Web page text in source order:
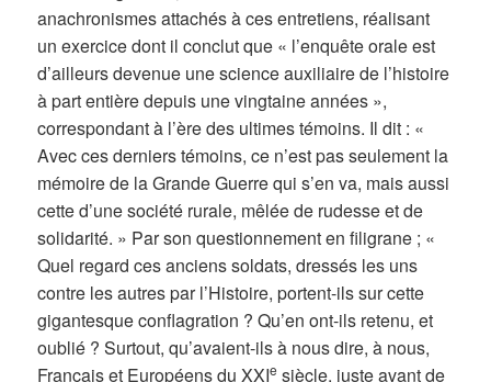
anachronismes attachés à ces entretiens, réalisant
un exercice dont il conclut que « l’enquête orale est
d’ailleurs devenue une science auxiliaire de l’histoire
à part entière depuis une vingtaine années »,
correspondant à l’ère des ultimes témoins. Il dit : «
Avec ces derniers témoins, ce n’est pas seulement la
mémoire de la Grande Guerre qui s’en va, mais aussi
cette d’une société rurale, mêlée de rudesse et de
solidarité. » Par son questionnement en filigrane ; «
Quel regard ces anciens soldats, dressés les uns
contre les autres par l’Histoire, portent-ils sur cette
gigantesque conflagration ? Qu’en ont-ils retenu, et
oublié ? Surtout, qu’avaient-ils à nous dire, à nous,
Français et Européens du XXIe siècle, juste avant de